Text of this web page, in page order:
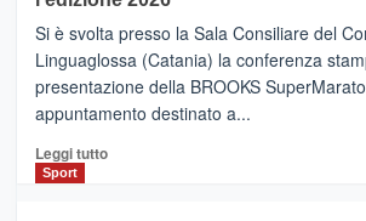
Al
via
i
collegamenti
Si è svolta presso la Sala Consiliare del
Linguaglossa (Catania) la conferenza
presentazione della BROOKS
appuntamento destinato a...
Leggi tuttoLeggi
Sport